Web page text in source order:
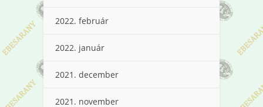
2022. február
2022. január
2021. december
2021. november